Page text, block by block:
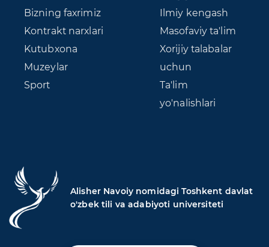
Alisher Navoiy nomidagi Toshkent davlat
o'zbek tili va adabiyoti universiteti
Bizning faxrimiz
Kontrakt narxlari
Kutubxona
Muzeylar
Sport
Ilmiy kengash
Masofaviy ta'lim
Xorijiy talabalar
uchun
Ta'lim
yo'nalishlari